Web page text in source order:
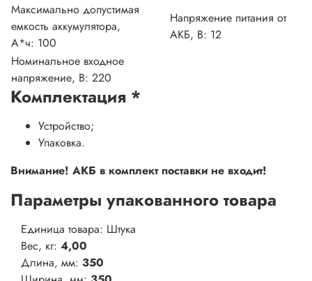
Максимально допустимая
емкость аккумулятора,
А*ч: 100
Напряжение питания от
АКБ, В: 12
Номинальное входное
напряжение, В: 220
Комплектация *
Устройство;
Упаковка.
Внимание! АКБ в комплект поставки не входит!
Параметры упакованного товара
Единица товара: Штука
Вес, кг: 4,00
Длина, мм: 350